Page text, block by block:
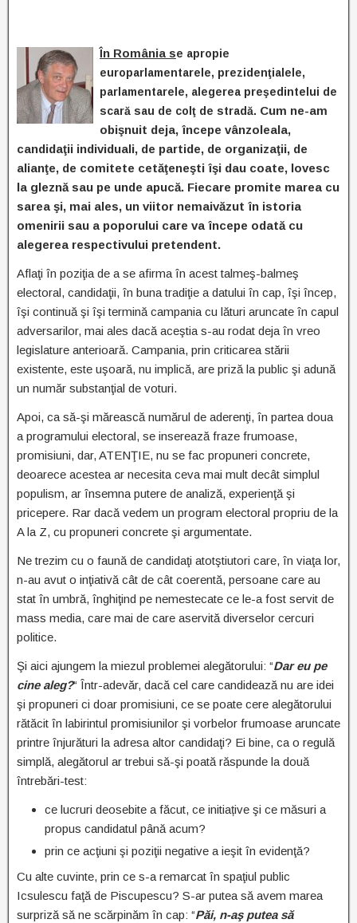
În România se apropie
europarlamentarele, prezidenţialele,
parlamentarele, alegerea preşedintelui de
scară sau de colţ de stradă. Cum ne-am
obişnuit deja, începe vânzoleala,
candidaţii individuali, de partide, de organizaţii, de
alianţe, de comitete cetăţeneşti îşi dau coate, lovesc
la gleznă sau pe unde apucă. Fiecare promite marea cu
sarea şi, mai ales, un viitor nemaivăzut în istoria
omenirii sau a poporului care va începe odată cu
alegerea respectivului pretendent.
Aflaţi în poziţia de a se afirma în acest talmeş-balmeş
electoral, candidaţii, în buna tradiţie a datului în cap, îşi încep,
îşi continuă şi îşi termină campania cu lături aruncate în capul
adversarilor, mai ales dacă aceştia s-au rodat deja în vreo
legislature anterioară. Campania, prin criticarea stării
existente, este uşoară, nu implică, are priză la public şi adună
un număr substanţial de voturi.
Apoi, ca să-şi mărească numărul de aderenţi, în partea doua
a programului electoral, se inserează fraze frumoase,
promisiuni, dar, ATENŢIE, nu se fac propuneri concrete,
deoarece acestea ar necesita ceva mai mult decât simplul
populism, ar însemna putere de analiză, experienţă şi
pricepere. Rar dacă vedem un program electoral propriu de la
A la Z, cu propuneri concrete şi argumentate.
Ne trezim cu o faună de candidaţi atotştiutori care, în viaţa lor,
n-au avut o inţiativă cât de cât coerentă, persoane care au
stat în umbră, înghiţind pe nemestecate ce le-a fost servit de
mass media, care mai de care aservită diverselor cercuri
politice.
Şi aici ajungem la miezul problemei alegătorului: “Dar eu pe
cine aleg?“ Într-adevăr, dacă cel care candidează nu are idei
şi propuneri ci doar promisiuni, ce se poate cere alegătorului
rătăcit în labirintul promisiunilor şi vorbelor frumoase aruncate
printre înjurături la adresa altor candidaţi? Ei bine, ca o regulă
simplă, alegătorul ar trebui să-şi poată răspunde la două
întrebări-test:
ce lucruri deosebite a făcut, ce initiațive şi ce măsuri a
propus candidatul până acum?
prin ce acţiuni şi poziţii negative a ieşit în evidenţă?
Cu alte cuvinte, prin ce s-a remarcat în spaţiul public
Icsulescu faţă de Piscupescu? S-ar putea să avem marea
surpriză să ne scărpinăm în cap: “Păi, n-aş putea să